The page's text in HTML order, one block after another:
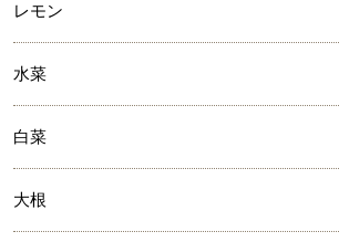
レモン
水菜
白菜
大根